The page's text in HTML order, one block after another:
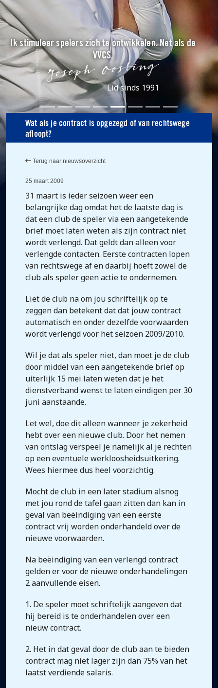
Ik stimuleer spelers zich te ontwikkelen. Net als de
VVCS.
Lid sinds 1991
Wat als je contract is opgezegd of van rechtswege
afloopt?
Terug naar nieuwsoverzicht
25 maart 2009
31 maart is ieder seizoen weer een
belangrijke dag omdat het de laatste dag is
dat een club de speler via een aangetekende
brief moet laten weten als zijn contract niet
wordt verlengd. Dat geldt dan alleen voor
verlengde contacten. Eerste contracten lopen
van rechtswege af en daarbij hoeft zowel de
club als speler geen actie te ondernemen.
Liet de club na om jou schriftelijk op te
zeggen dan betekent dat dat jouw contract
automatisch en onder dezelfde voorwaarden
wordt verlengd voor het seizoen 2009/2010.
Wil je dat als speler niet, dan moet je de club
door middel van een aangetekende brief op
uiterlijk 15 mei laten weten dat je het
dienstverband wenst te laten eindigen per 30
juni aanstaande.
Let wel, doe dit alleen wanneer je zekerheid
hebt over een nieuwe club. Door het nemen
van ontslag verspeel je namelijk al je rechten
op een eventuele werkloosheidsuitkering.
Wees hiermee dus heel voorzichtig.
Mocht de club in een later stadium alsnog
met jou rond de tafel gaan zitten dan kan in
geval van beëindiging van een eerste
contract vrij worden onderhandeld over de
nieuwe voorwaarden.
Na beëindiging van een verlengd contract
gelden er voor de nieuwe onderhandelingen
2 aanvullende eisen.
1. De speler moet schriftelijk aangeven dat
hij bereid is te onderhandelen over een
nieuw contract.
2. Het in dat geval door de club aan te bieden
contract mag niet lager zijn dan 75% van het
laatst verdiende salaris.